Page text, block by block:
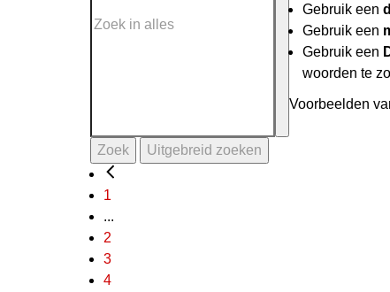
Gebruik een
Gebruik een
Gebruik een
woorden te
Voorbeelden
Zoek Uitgebreid zoeken
1
...
2
3
4